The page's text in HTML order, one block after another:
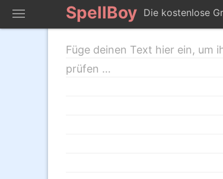
SpellBoy Die kostenlose